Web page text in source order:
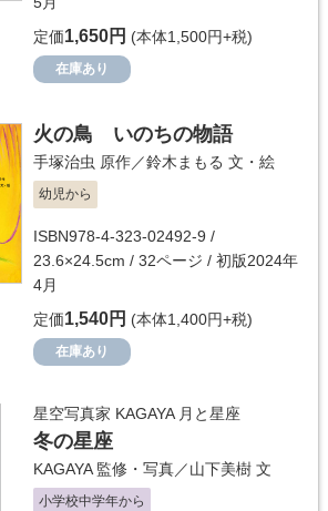
定価1,650円 (本体1,500円+税)
在庫あり
火の鳥 いのちの物語
手塚治虫 原作／鈴木まもる 文・絵
幼児から
ISBN978-4-323-02492-9 /
23.6×24.5cm / 32ページ / 初版2024年
4月
定価1,540円 (本体1,400円+税)
在庫あり
星空写真家 KAGAYA 月と星座
冬の星座
KAGAYA監修・写真／山下美樹 文
小学校中学年から